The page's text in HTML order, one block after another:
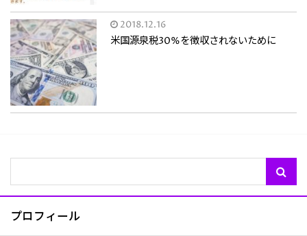
2018.12.16
米国源泉税30%を徴収されないために
プロフィール